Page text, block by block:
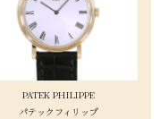
PATEK PHILIPPE
パテックフィリップ